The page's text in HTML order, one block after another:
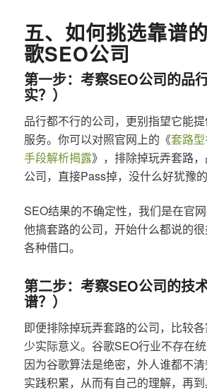
五、如何挑选靠谱
歌SEO公司
第一步：考察SEO公司的品
实？）
品行都不行的公司，更别指望它能
服务。你可以对照官网上的《套路
手段解析揭露》，排除掉玩弄套路
公司，直接Pass掉，没什么好犹豫的
SEO结果的不确定性，我们是在官
他搞套路的公司，开始什么都说的
各种借口。
第二步：考察SEO公司的技
谱？）
即便排除掉玩弄套路的公司，比较
少实际意义。谷歌SEO行业不存在统
因为谷歌算法是绝密，外人谁都不
实践积累，从而有自己的理解，再